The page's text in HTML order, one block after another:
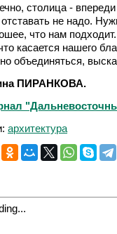
столица -
отставать не надо.
что нам
касается нашего
объединяться,
ПИРАНКОВА.
архитектура